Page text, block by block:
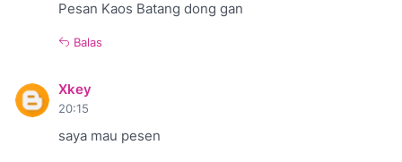
Pesan Kaos Batang dong gan
Balas
Xkey
20:15
saya mau pesen